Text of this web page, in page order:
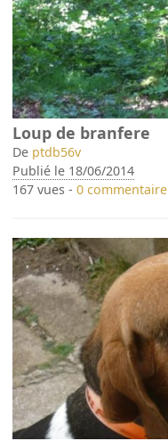
Loup de branfere
De ptdb56v
Publié le 18/06/2014
167 vues -0 commentaire